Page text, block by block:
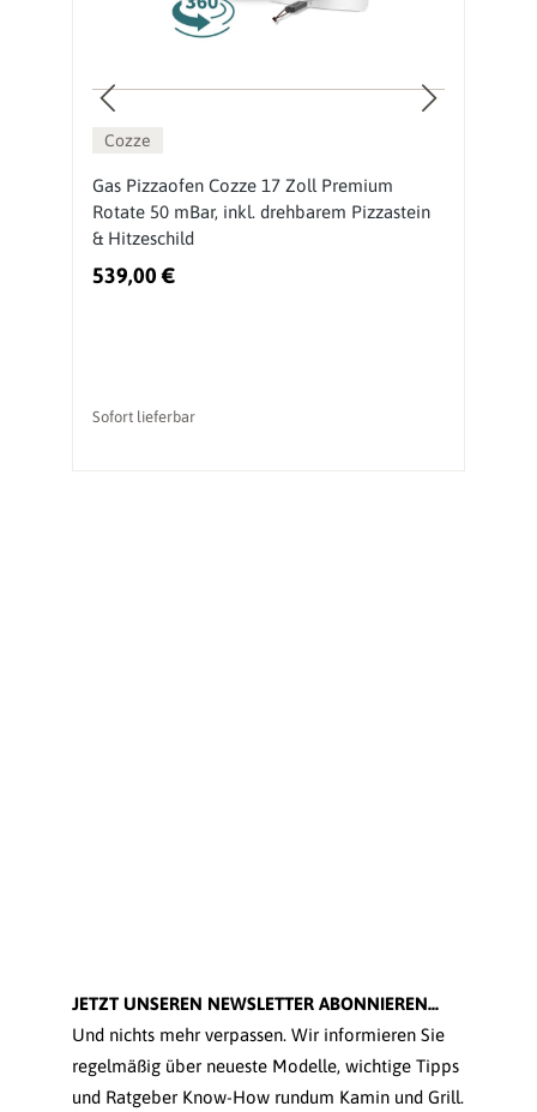
Cozze
Gas Pizzaofen Cozze 17 Zoll Premium
Rotate 50 mBar, inkl. drehbarem Pizzastein
& Hitzeschild
539,00 €
Sofort lieferbar
JETZT UNSEREN NEWSLETTER ABONNIEREN...
Und nichts mehr verpassen. Wir informieren Sie
regelmäßig über neueste Modelle, wichtige Tipps
und Ratgeber Know-How rundum Kamin und Grill.